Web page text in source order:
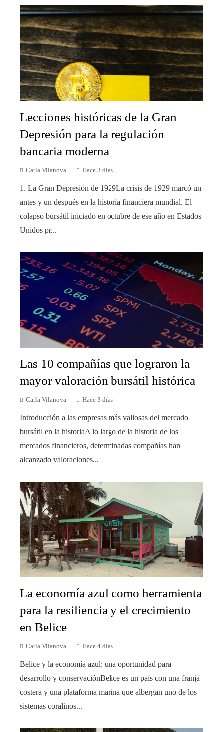
Lecciones históricas de la Gran
Depresión para la regulación
bancaria moderna
Carla Vilanova Hace 3 días
1. La Gran Depresión de 1929La crisis de 1929 marcó un
antes y un después en la historia financiera mundial. El
colapso bursátil iniciado en octubre de ese año en Estados
Unidos pr...
Las 10 compañías que lograron la
mayor valoración bursátil histórica
Carla Vilanova Hace 3 días
Introducción a las empresas más valiosas del mercado
bursátil en la historiaA lo largo de la historia de los
mercados financieros, determinadas compañías han
alcanzado valoraciones...
La economía azul como herramienta
para la resiliencia y el crecimiento
en Belice
Carla Vilanova Hace 4 días
Belice y la economía azul: una oportunidad para
desarrollo y conservaciónBelice es un país con una franja
costera y una plataforma marina que albergan uno de los
sistemas coralinos...